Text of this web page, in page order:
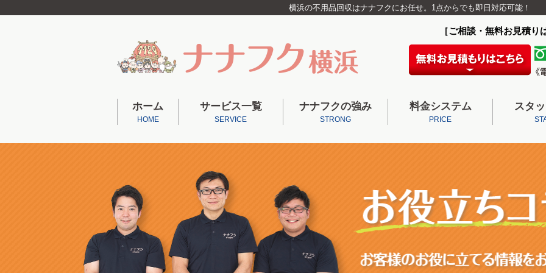
横浜の不用品回収はナナフクにお任せ。1点からでも即日対応可能！
［ご相談・無料お見積
ホーム
HOME
サービス一覧
SERVICE
ナナフクの強み
STRONG
料金システム
PRICE
スタ